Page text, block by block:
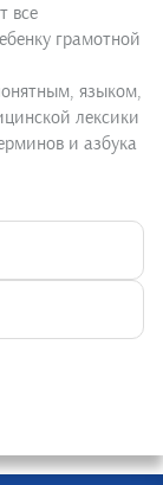
все
грамотной
языком,
лексики
и азбука